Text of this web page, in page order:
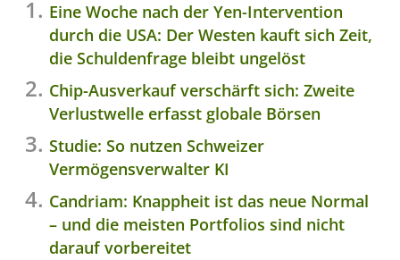
Eine Woche nach der Yen-Intervention
durch die USA: Der Westen kauft sich Zeit,
die Schuldenfrage bleibt ungelöst
Chip-Ausverkauf verschärft sich: Zweite
Verlustwelle erfasst globale Börsen
Studie: So nutzen Schweizer
Vermögensverwalter KI
Candriam: Knappheit ist das neue Normal
– und die meisten Portfolios sind nicht
darauf vorbereitet